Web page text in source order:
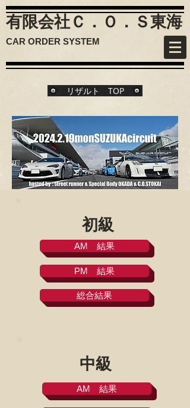
有限会社Ｃ．Ｏ．Ｓ東海
CAR ORDER SYSTEM
リザルト TOP
初級
AM 結果
PM 結果
総合結果
中級
AM 結果